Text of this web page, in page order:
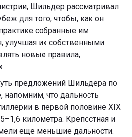
Шильдер рассматривал
для того, чтобы, как он
собранные им
улучшая их собственными
новые правила,
предложений Шильдера по
напомним, что дальность
в первой половине XIX
километра. Крепостная и
еще меньшие дальности.